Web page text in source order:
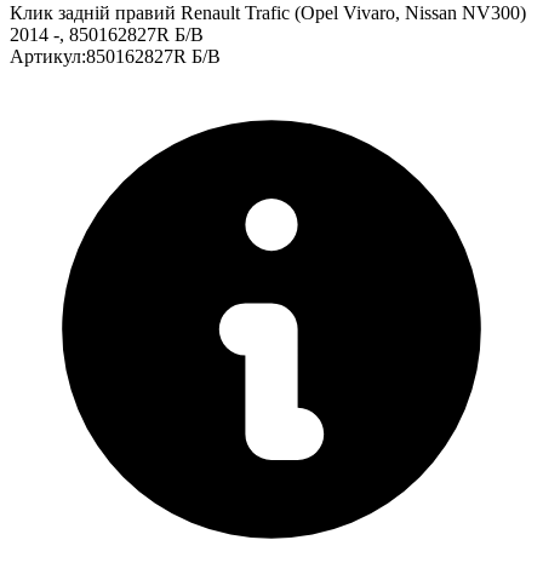
Клик задній правий Renault Trafic (Opel Vivaro, Nissan NV300)
2014 -, 850162827R Б/В
Артикул:850162827R Б/В